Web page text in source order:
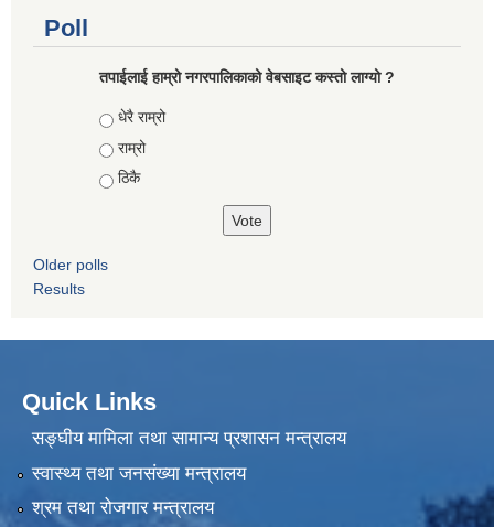
Poll
तपाईलाई हाम्रो नगरपालिकाको वेबसाइट कस्तो लाग्यो ?
Choices
धेरै राम्रो
राम्रो
ठिकै
Older polls
Results
Quick Links
सङ्घीय मामिला तथा सामान्य प्रशासन मन्त्रालय
स्वास्थ्य तथा जनसंख्या मन्त्रालय
श्रम तथा रोजगार मन्त्रालय